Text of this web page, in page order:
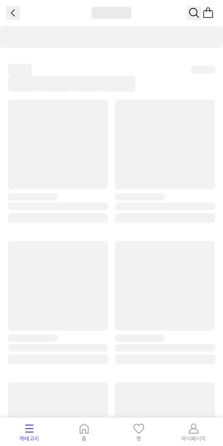
카테고리 홈 찜 마이페이지